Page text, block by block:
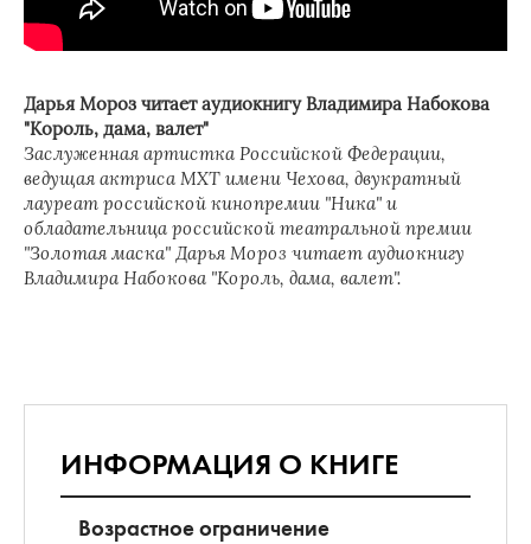
Дарья Мороз читает аудиокнигу Владимира Набокова
"Король, дама, валет"
Заслуженная артистка Российской Федерации,
ведущая актриса МХТ имени Чехова, двукратный
лауреат российской кинопремии "Ника" и
обладательница российской театральной премии
"Золотая маска" Дарья Мороз читает аудиокнигу
Владимира Набокова "Король, дама, валет".
ИНФОРМАЦИЯ О КНИГЕ
Возрастное ограничение